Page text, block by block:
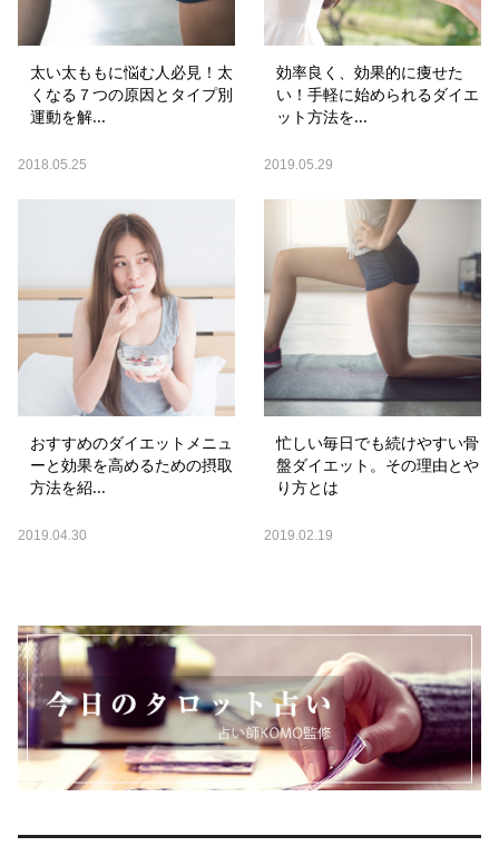
太い太ももに悩む人必見！太
くなる７つの原因とタイプ別
運動を解...
2018.05.25
効率良く、効果的に痩せた
い！手軽に始められるダイエ
ット方法を...
2019.05.29
おすすめのダイエットメニュ
ーと効果を高めるための摂取
方法を紹...
2019.04.30
忙しい毎日でも続けやすい骨
盤ダイエット。その理由とや
り方とは
2019.02.19